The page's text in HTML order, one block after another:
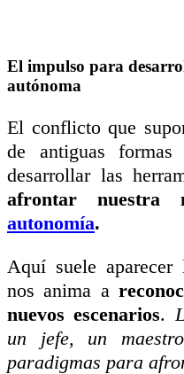
El impulso para
autónoma
El conflicto que
de antiguas
desarrollar las
afrontar
autonomía.
Aquí suele aparecer
nos anima a
nuevos escenarios.
un jefe, un
paradigmas para